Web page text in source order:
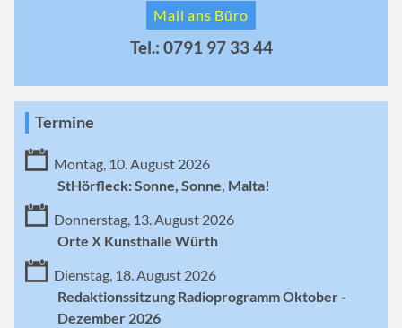
Mail ans Büro
Tel.: 0791 97 33 44
Termine
Montag, 10. August 2026
StHörfleck: Sonne, Sonne, Malta!
Donnerstag, 13. August 2026
Orte X Kunsthalle Würth
Dienstag, 18. August 2026
Redaktionssitzung Radioprogramm Oktober -
Dezember 2026